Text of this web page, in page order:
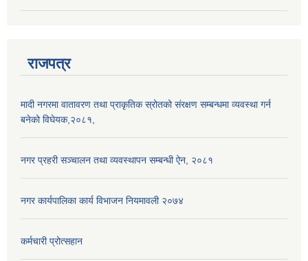
राजपत्र
मादी नगरमा वातावरण तथा प्राकृतिक स्रोतको संरक्षण सम्बन्धमा व्यवस्था गर्न
बनेको विघेयक,२०८१,
नगर प्रहरी सञ्चालन तथा व्यवस्थापन सम्बन्धी ऐन, २०८१
नगर कार्यपालिका कार्य विभाजन नियमावली २०७४
कर्मचारी प्रोत्सहान